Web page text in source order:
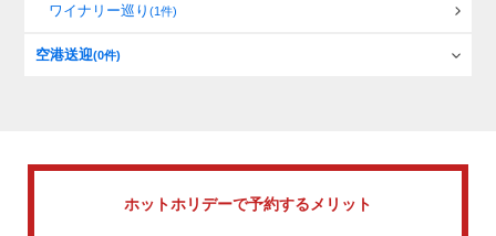
ワイナリー巡り(1件)
空港送迎(0件)
ホットホリデーで予約するメリット